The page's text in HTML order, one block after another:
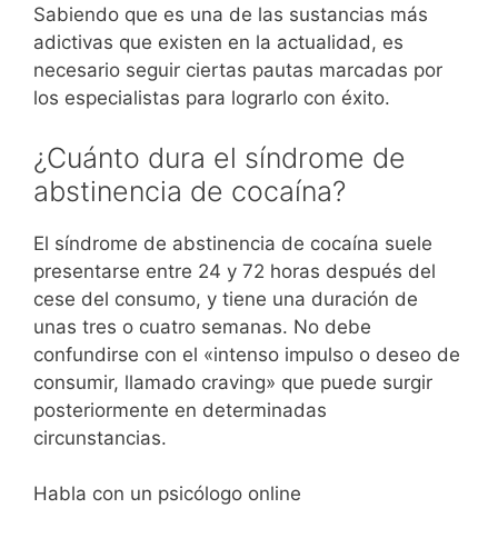
Sabiendo que es una de las sustancias más
adictivas que existen en la actualidad, es
necesario seguir ciertas pautas marcadas por
los especialistas para lograrlo con éxito.
¿Cuánto dura el síndrome de
abstinencia de cocaína?
El síndrome de abstinencia de cocaína suele
presentarse entre 24 y 72 horas después del
cese del consumo, y tiene una duración de
unas tres o cuatro semanas. No debe
confundirse con el «intenso impulso o deseo de
consumir, llamado craving» que puede surgir
posteriormente en determinadas
circunstancias.
Habla con un psicólogo online